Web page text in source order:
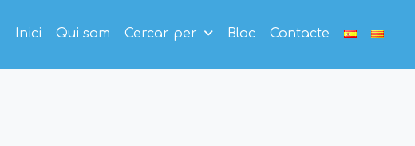
Inici Qui som Cercar per Bloc Contacte